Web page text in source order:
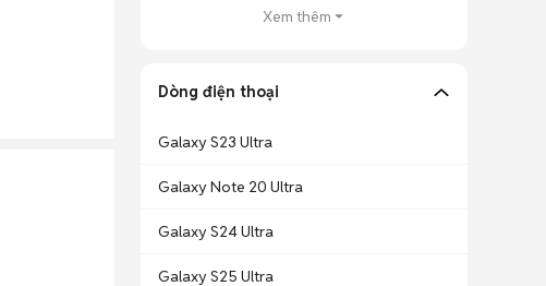
Xem thêm
Dòng điện thoại
Galaxy S23 Ultra
Galaxy Note 20 Ultra
Galaxy S24 Ultra
Galaxy S25 Ultra